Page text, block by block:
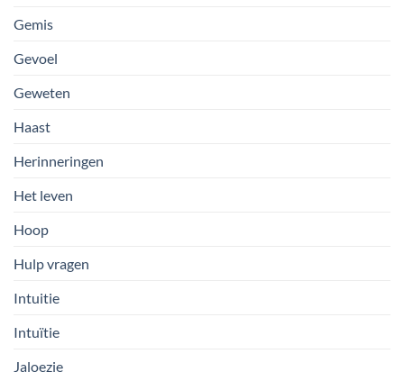
Gemis
Gevoel
Geweten
Haast
Herinneringen
Het leven
Hoop
Hulp vragen
Intuitie
Intuïtie
Jaloezie